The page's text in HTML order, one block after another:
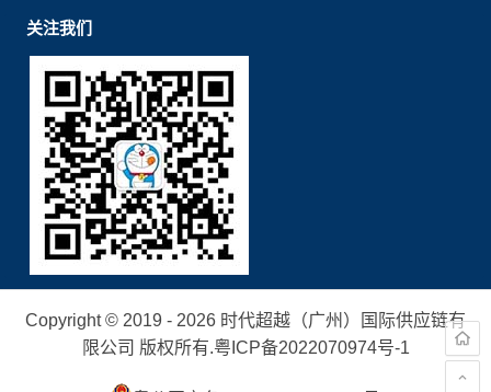
关注我们
Copyright © 2019 - 2026 时代超越（广州）国际供应链有
限公司 版权所有.粤ICP备2022070974号-1